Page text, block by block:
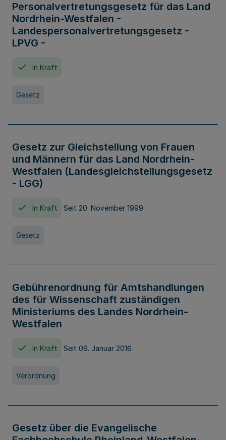
Personalvertretungsgesetz für das Land
Nordrhein-Westfalen -
Landespersonalvertretungsgesetz -
LPVG -
In Kraft
Gesetz
Gesetz zur Gleichstellung von Frauen
und Männern für das Land Nordrhein-
Westfalen (Landesgleichstellungsgesetz
- LGG)
In Kraft Seit 20. November 1999
Gesetz
Gebührenordnung für Amtshandlungen
des für Wissenschaft zuständigen
Ministeriums des Landes Nordrhein-
Westfalen
In Kraft Seit 09. Januar 2016
Verordnung
Gesetz über die Evangelische